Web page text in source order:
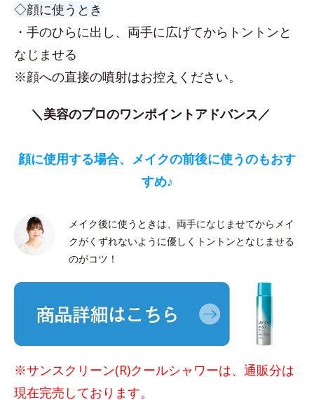
◇顔に使うとき
・手のひらに出し、両手に広げてからトントンと
なじませる
※顔への直接の噴射はお控えください。
＼美容のプロのワンポイントアドバンス／
顔に使用する場合、メイクの前後に使うのもおす
すめ♪
メイク後に使うときは、両手になじませてからメイ
クがくずれないように優しくトントンとなじませる
のがコツ！
※サンスクリーン(R)クールシャワーは、通販分は
現在完売しております。